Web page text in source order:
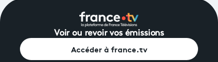
Voir ou revoir vos émissions
Accéder à france.tv